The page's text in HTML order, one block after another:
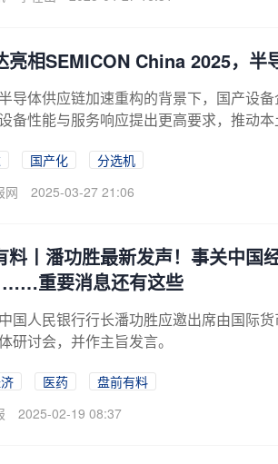
亮相SEMICON China 2025，半
导体供应链加速重构的背景下，国产设
备性能与服务响应提出更高要求，推动
国产化
分选机
网
2025-03-27 21:06
料丨潘功胜最新发声！事关中国
重要消息还有这些
国人民银行行长潘功胜应邀出席由国际
研讨会，并作主旨发言。
医药
盘前有料
2025-02-19 08:37